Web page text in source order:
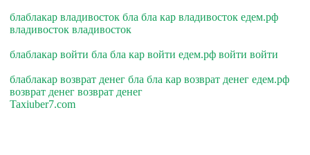
блаблакар владивосток бла бла кар владивосток едем.рф
владивосток владивосток
блаблакар войти бла бла кар войти едем.рф войти войти
блаблакар возврат денег бла бла кар возврат денег едем.рф
возврат денег возврат денег
Taxiuber7.com